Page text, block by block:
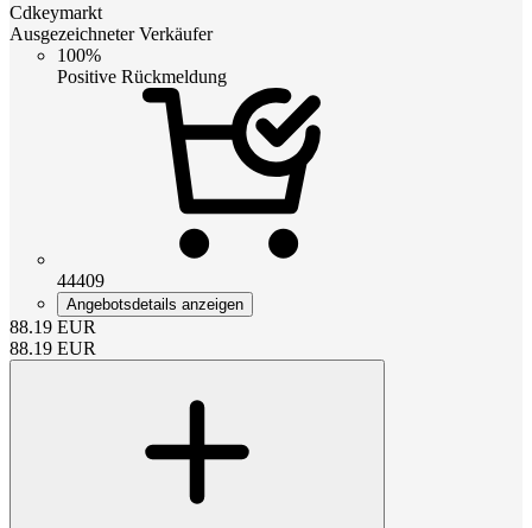
Cdkeymarkt
Ausgezeichneter Verkäufer
100%
Positive Rückmeldung
44409
Angebotsdetails anzeigen
88.19 EUR
88.19 EUR